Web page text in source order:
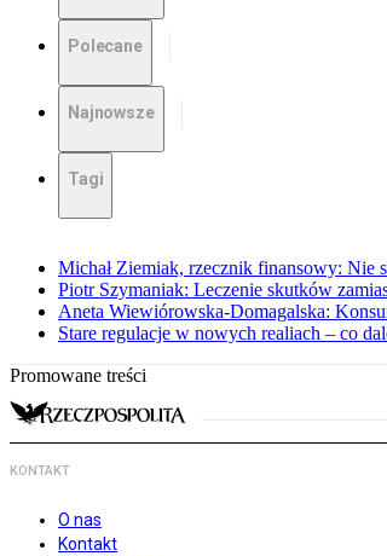
Polecane
Najnowsze
Tagi
Michał Ziemiak, rzecznik finansowy: Nie
Piotr Szymaniak: Leczenie skutków
Aneta Wiewiórowska-Domagalska:
Stare regulacje w nowych realiach – co
Promowane treści
KONTAKT
O nas
Kontakt